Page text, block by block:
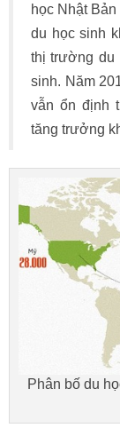
học Nhật
du học sinh
thị trường du
sinh. Năm
vẫn ổn định
tăng trưởng
Phân bố du